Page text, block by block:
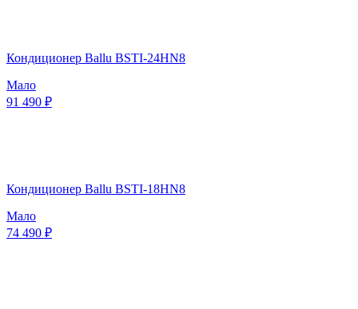
Кондиционер Ballu BSTI-24HN8
Мало
91 490 ₽
Кондиционер Ballu BSTI-18HN8
Мало
74 490 ₽